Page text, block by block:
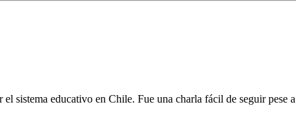
sistema educativo en Chile. Fue una charla fácil de seguir pese